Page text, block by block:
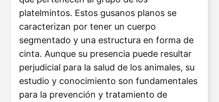
platelmintos. Estos gusanos planos se
caracterizan por tener un cuerpo
segmentado y una estructura en forma de
cinta. Aunque su presencia puede resultar
perjudicial para la salud de los animales, su
estudio y conocimiento son fundamentales
para la prevención y tratamiento de